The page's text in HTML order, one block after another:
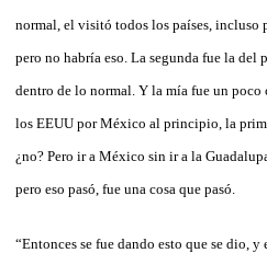
normal, el visitó todos los países, incluso
pero no habría eso. La segunda fue la del
dentro de lo normal. Y la mía fue un poco
los EEUU por México al principio, la
¿no? Pero ir a México sin ir a la
pero eso pasó, fue una cosa que pasó.
“Entonces se fue dando esto que se dio,